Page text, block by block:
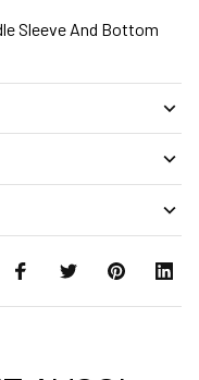
Sleeve And Bottom